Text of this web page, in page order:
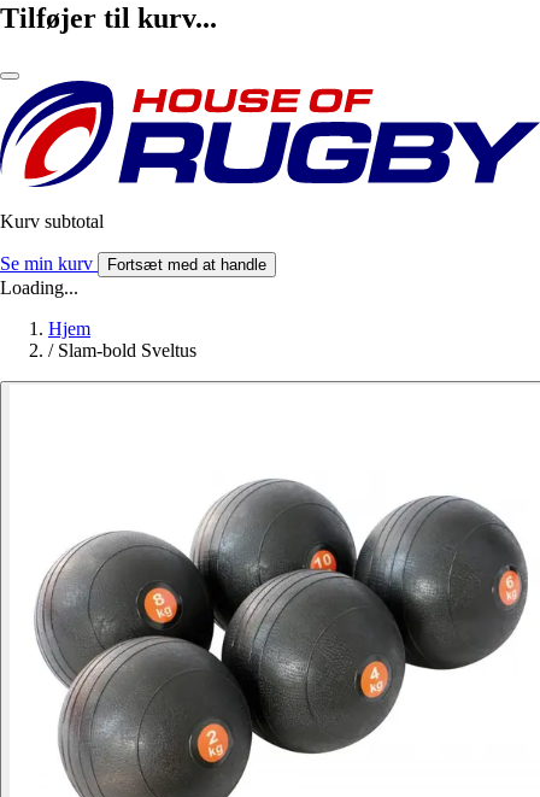
Tilføjer til kurv...
Kurv subtotal
Se min kurv Fortsæt med at handle
Loading...
Hjem
/ Slam-bold Sveltus